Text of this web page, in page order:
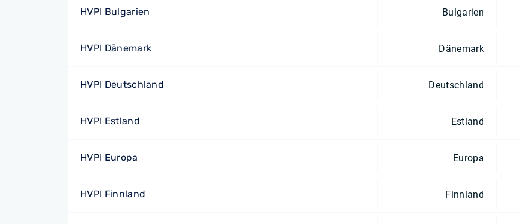
HVPI Bulgarien Bulgarien
HVPI Dänemark Dänemark
HVPI Deutschland Deutschland
HVPI Estland Estland
HVPI Europa Europa
HVPI Finnland Finnland